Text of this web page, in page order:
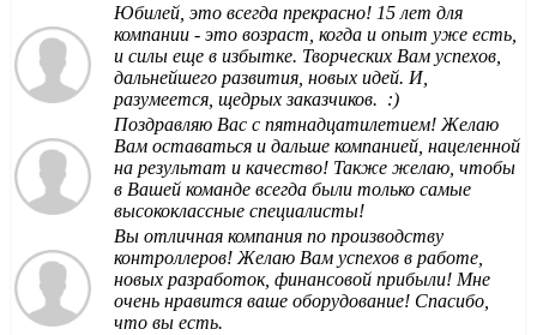
Юбилей, это всегда прекрасно! 15 лет для
компании - это возраст, когда и опыт уже есть,
и силы еще в избытке. Творческих Вам успехов,
дальнейшего развития, новых идей. И,
разумеется, щедрых заказчиков. :)
Поздравляю Вас с пятнадцатилетием! Желаю
Вам оставаться и дальше компанией, нацеленной
на результат и качество! Также желаю, чтобы
в Вашей команде всегда были только самые
высококлассные специалисты!
Вы отличная компания по производству
контроллеров! Желаю Вам успехов в работе,
новых разработок, финансовой прибыли! Мне
очень нравится ваше оборудование! Спасибо,
что вы есть.